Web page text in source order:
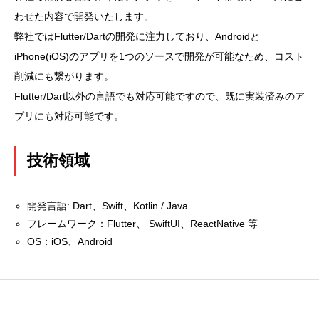
わせた内容で開発いたします。
弊社ではFlutter/Dartの開発に注力しており、Androidと
iPhone(iOS)のアプリを1つのソースで開発が可能なため、コスト
削減にも繋がります。
Flutter/Dart以外の言語でも対応可能ですので、既に実装済みのア
プリにも対応可能です。
技術領域
開発言語: Dart、Swift、Kotlin / Java
フレームワーク：Flutter、 SwiftUI、ReactNative 等
OS：iOS、Android